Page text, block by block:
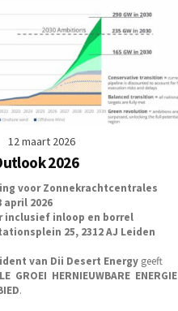
12 maart 2026
2026
voor Zonnekrachtcentrales
april 2026
inclusief inloop en borrel
25, 2312 AJ Leiden
van Dii Desert Energy geeft
GROEI HERNIEUWBARE ENERGIE
.